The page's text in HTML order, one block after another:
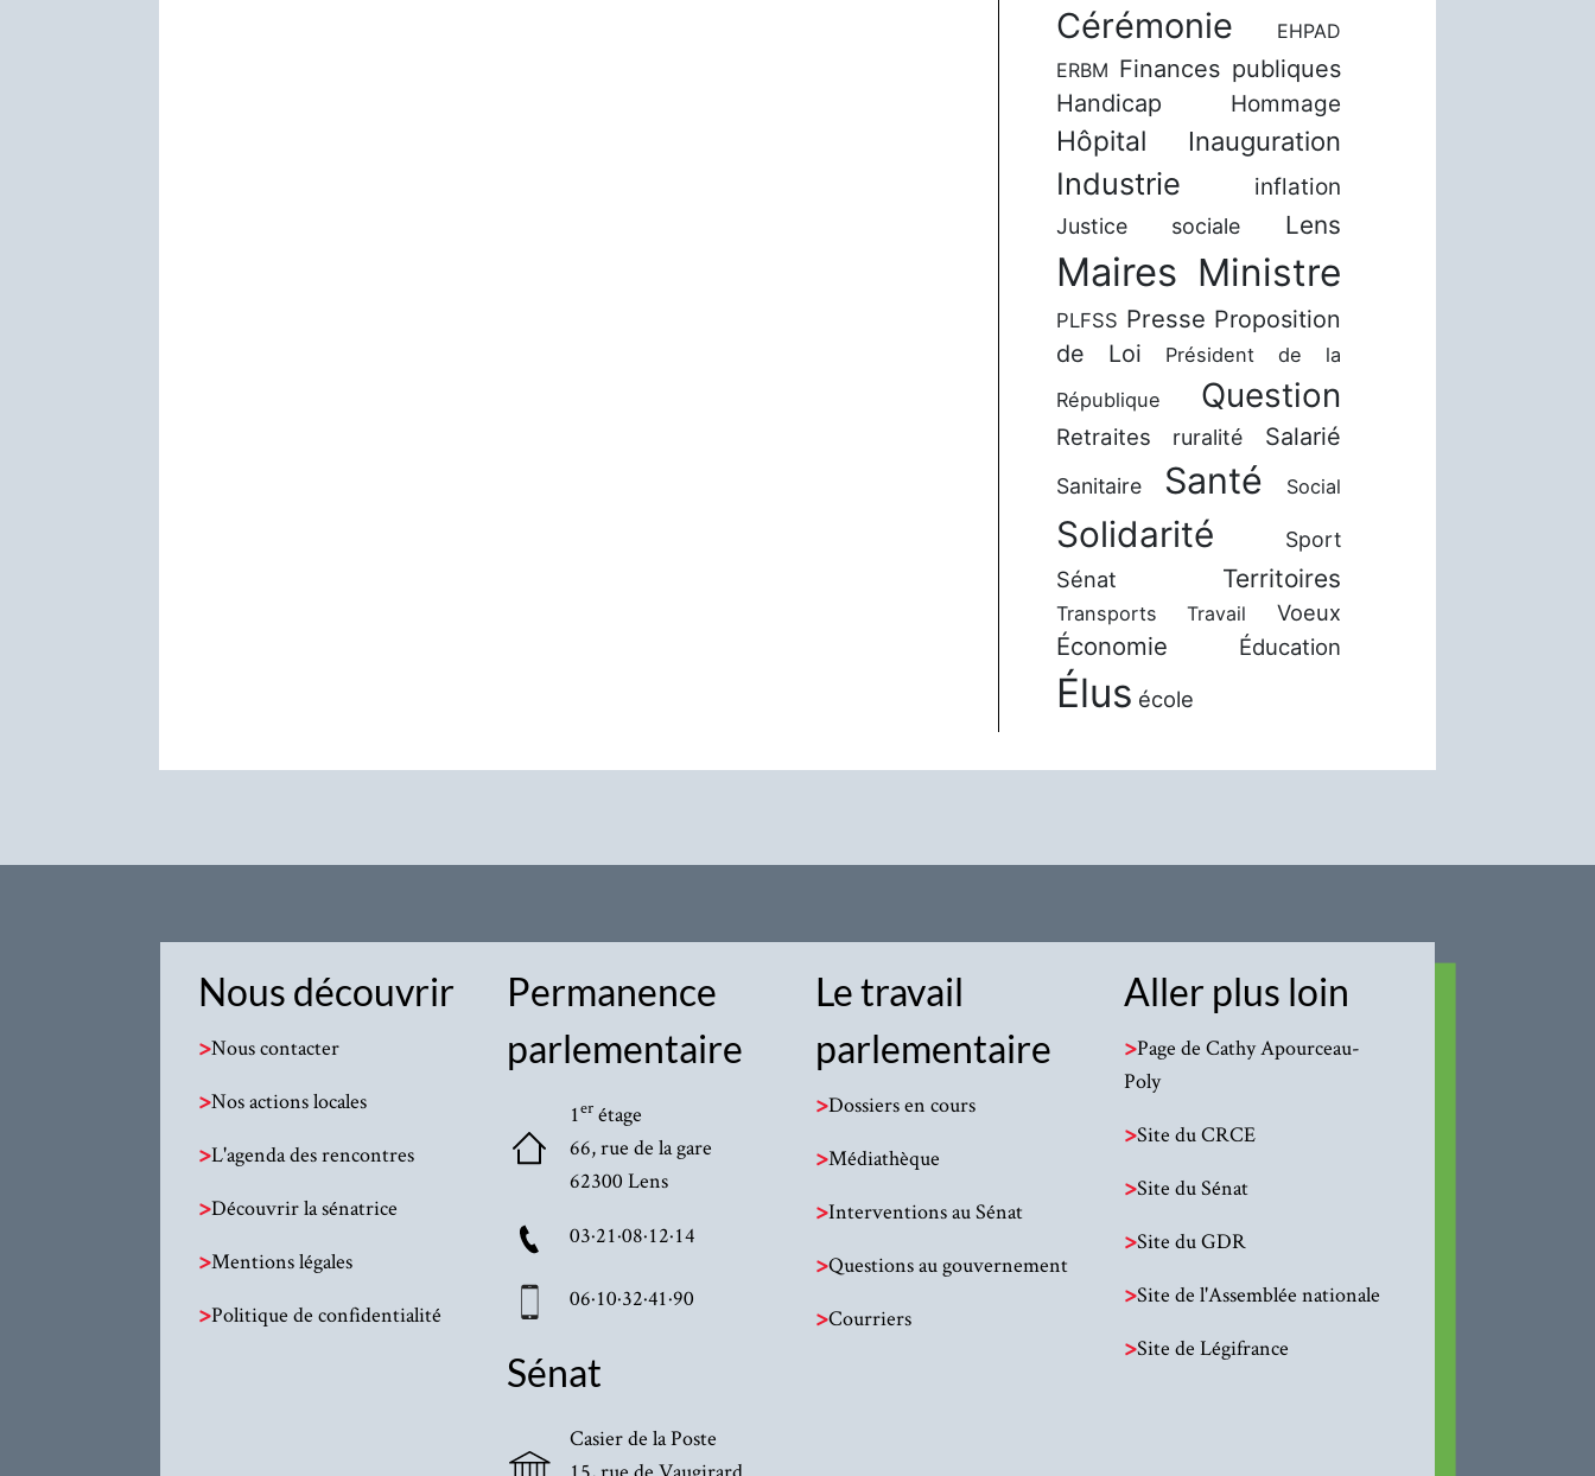
Cérémonie
EHPAD
ERBM Finances publiques
Handicap
Hommage
Hôpital Inauguration
Industrie inflation
Justice sociale Lens
Maires Ministre
PLFSS Presse Proposition
de Loi
Président de la
République
Question
Retraites ruralité Salarié
Sanitaire Santé Social
Solidarité Sport
Sénat Territoires
Transports Travail Voeux
Économie Éducation
Élus école
Nous découvrir
>Nous contacter
>Nos actions locales
>L'agenda des rencontres
>Découvrir la sénatrice
>Mentions légales
>Politique de confidentialité
Permanence
parlementaire
1er étage
66, rue de la gare
62300 Lens
03·21·08·12·14
06·10·32·41·90
Sénat
Casier de la Poste
Le travail
parlementaire
>Dossiers en cours
>Médiathèque
>Interventions au Sénat
>Questions au gouvernement
>Courriers
Aller plus loin
>Page de Cathy Apourceau-
Poly
>Site du CRCE
>Site du Sénat
>Site du GDR
>Site de l'Assemblée nationale
>Site de Légifrance